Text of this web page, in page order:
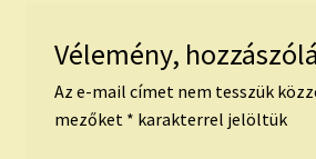
Vélemény,
Az e-mail címet nem tesszük
mezőket * karakterrel jelöltük